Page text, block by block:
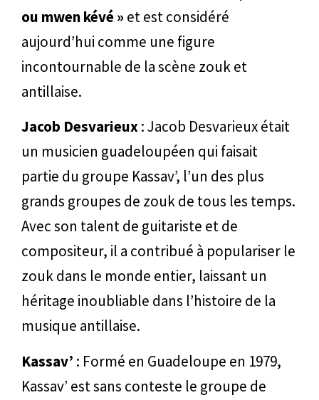
ou mwen kévé » et est considéré
aujourd’hui comme une figure
incontournable de la scène zouk et
antillaise.
Jacob Desvarieux: Jacob Desvarieux était
un musicien guadeloupéen qui faisait
partie du groupe Kassav’, l’un des plus
grands groupes de zouk de tous les temps.
Avec son talent de guitariste et de
compositeur, il a contribué à populariser le
zouk dans le monde entier, laissant un
héritage inoubliable dans l’histoire de la
musique antillaise.
Kassav’ : Formé en Guadeloupe en 1979,
Kassav’ est sans conteste le groupe de